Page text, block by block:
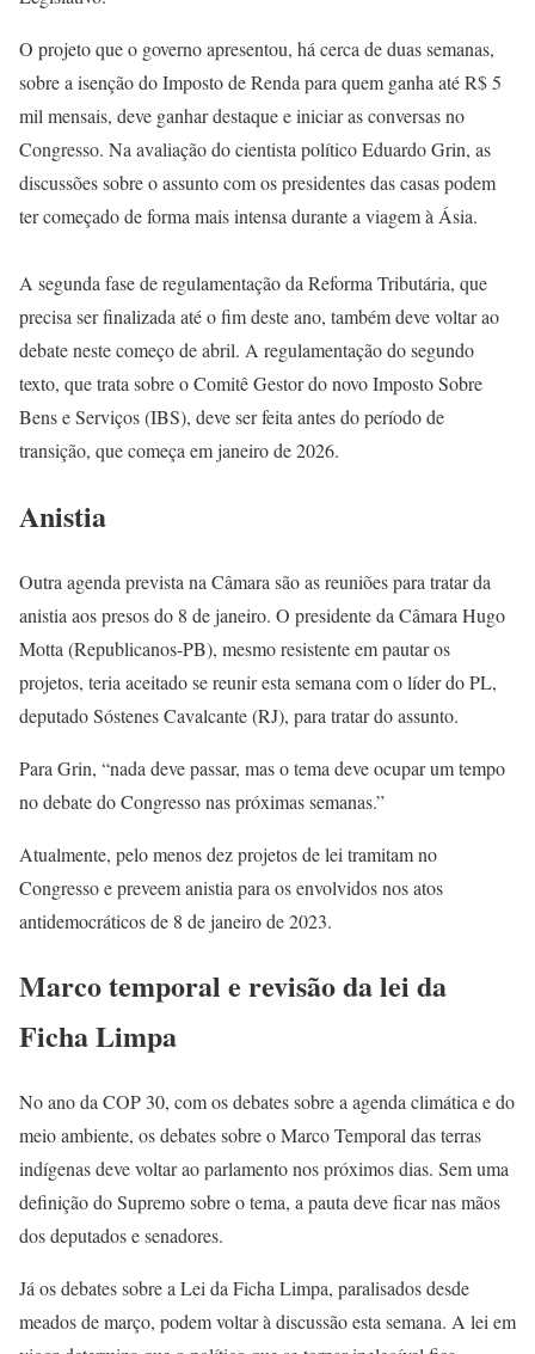
O projeto que o governo apresentou, há cerca de duas semanas,
sobre a isenção do Imposto de Renda para quem ganha até R$ 5
mil mensais, deve ganhar destaque e iniciar as conversas no
Congresso. Na avaliação do cientista político Eduardo Grin, as
discussões sobre o assunto com os presidentes das casas podem
ter começado de forma mais intensa durante a viagem à Ásia.
A segunda fase de regulamentação da Reforma Tributária, que
precisa ser finalizada até o fim deste ano, também deve voltar ao
debate neste começo de abril. A regulamentação do segundo
texto, que trata sobre o Comitê Gestor do novo Imposto Sobre
Bens e Serviços (IBS), deve ser feita antes do período de
transição, que começa em janeiro de 2026.
Anistia
Outra agenda prevista na Câmara são as reuniões para tratar da
anistia aos presos do 8 de janeiro. O presidente da Câmara Hugo
Motta (Republicanos-PB), mesmo resistente em pautar os
projetos, teria aceitado se reunir esta semana com o líder do PL,
deputado Sóstenes Cavalcante (RJ), para tratar do assunto.
Para Grin, “nada deve passar, mas o tema deve ocupar um tempo
no debate do Congresso nas próximas semanas.”
Atualmente, pelo menos dez projetos de lei tramitam no
Congresso e preveem anistia para os envolvidos nos atos
antidemocráticos de 8 de janeiro de 2023.
Marco temporal e revisão da lei da
Ficha Limpa
No ano da COP 30, com os debates sobre a agenda climática e do
meio ambiente, os debates sobre o Marco Temporal das terras
indígenas deve voltar ao parlamento nos próximos dias. Sem uma
definição do Supremo sobre o tema, a pauta deve ficar nas mãos
dos deputados e senadores.
Já os debates sobre a Lei da Ficha Limpa, paralisados desde
meados de março, podem voltar à discussão esta semana. A lei em